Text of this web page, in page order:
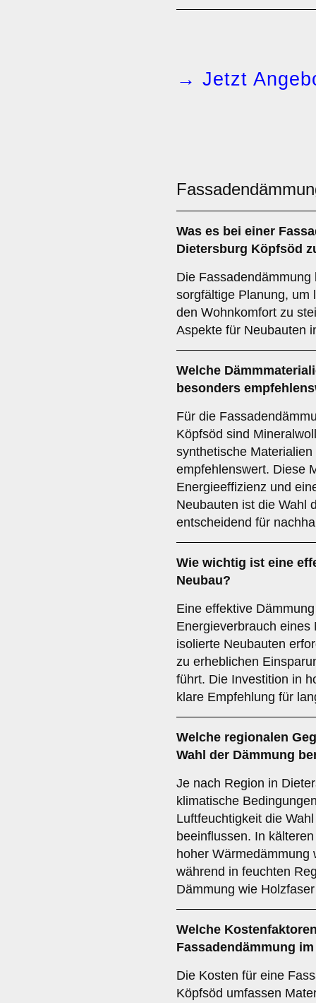
→ Jetzt
Was es bei einer
Dietersburg Köpfsöd
Die
sorgfältige Planung, um
den Wohnkomfort zu
Aspekte für Neubauten
Welche
besonders
Für die
Köpfsöd sind
synthetische
empfehlenswert. Diese
Energieeffizienz und
Neubauten ist die Wahl
entscheidend für
Wie wichtig ist eine
Neubau?
Eine effektive
Energieverbrauch
isolierte Neubauten
zu erheblichen
führt. Die Investition in
klare Empfehlung für
Welche regionalen
Wahl der Dämmung
Je nach Region in
klimatische
Luftfeuchtigkeit die
beeinflussen. In
hoher Wärmedämmung
während in feuchten
Dämmung wie
Welche
Fassadendämmung
Die Kosten für eine
Köpfsöd umfassen